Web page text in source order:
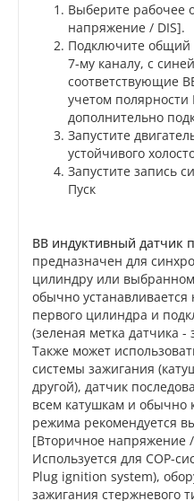
Выберите рабочее
напряжение / DIS].
Подключите общий
7-му каналу, с
соответствующие
учетом полярности
дополнительно
Запустите
устойчивого
Запустите запись
Пуск
ВВ индуктивный датчик
предназначен для
цилиндру или
обычно устанавливается
первого цилиндра и
(зеленая метка датчика
Также может
системы зажигания
другой), датчик
всем катушкам и обычно
режима рекомендуется
[Вторичное напряжение
Используется для СОР-
Plug ignition system),
зажигания стержневого